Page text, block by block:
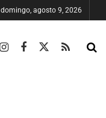
domingo, agosto 9, 2026